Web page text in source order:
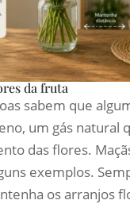
da fruta
sabem que
um gás natural
das flores.
exemplos.
os arranjos